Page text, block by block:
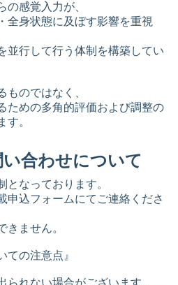
の感覚入力が、
全身状態に及ぼす影響を重視
並行して行う体制を構築してい
ものではなく、
ための多角的評価および調整の
す。
合わせについて
となっております。
申込フォームにてご連絡くださ
きません。
ての注意点』
られない場合がございます。